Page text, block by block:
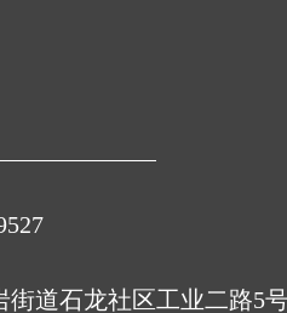
街道石龙社区工业二路5